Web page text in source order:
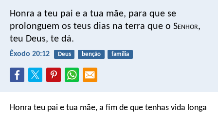
Honra a teu pai e a tua mãe, para que se
prolonguem os teus dias na terra que o Senhor,
teu Deus, te dá.
Êxodo 20:12 Deus benção família
Honra teu pai e tua mãe, a fim de que tenhas vida longa